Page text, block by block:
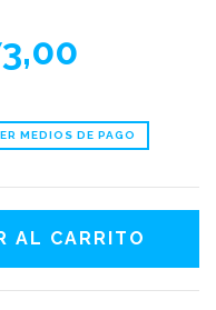
MEDIOS DE PAGO